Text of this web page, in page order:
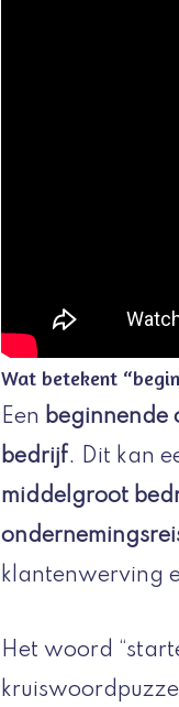
Wat betekent
Een beginnende
bedrijf. Dit kan
middelgroot
klantenwerving
Het woord